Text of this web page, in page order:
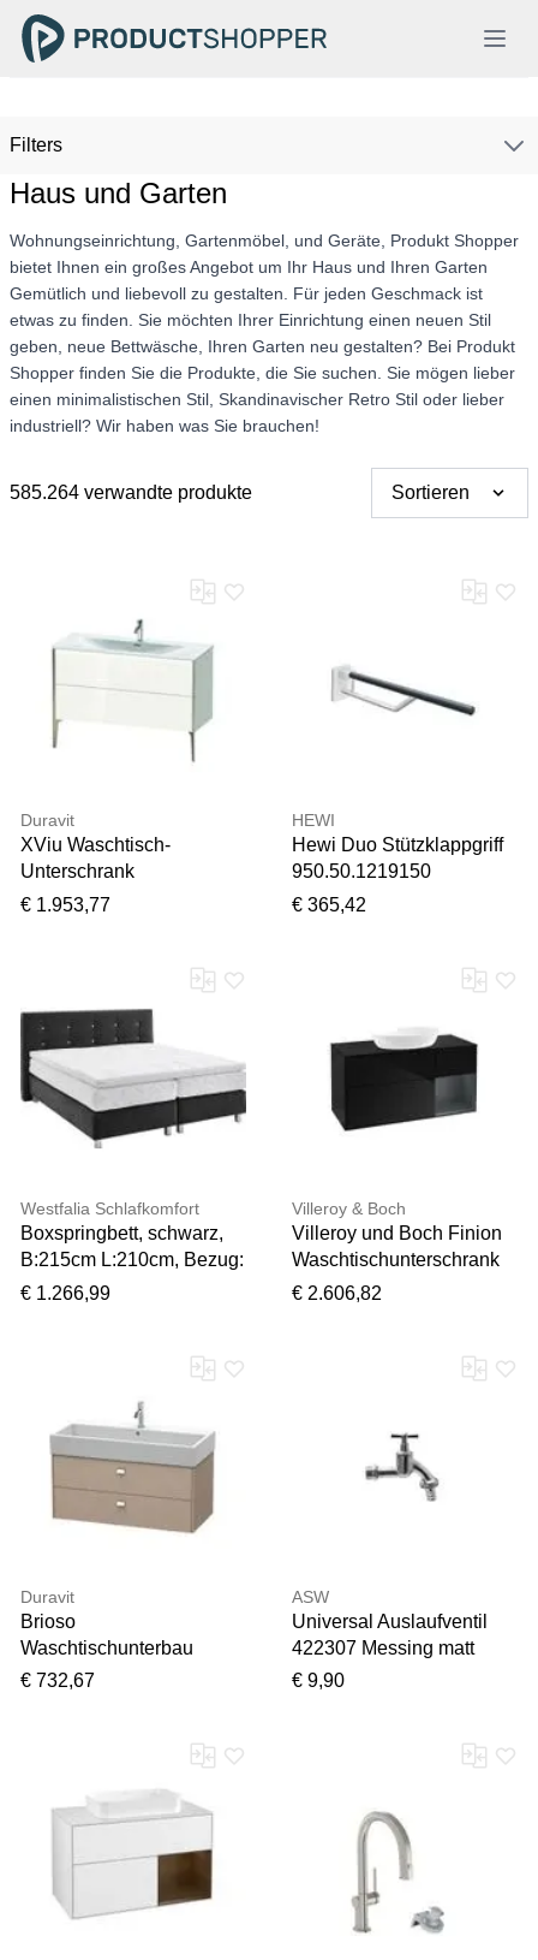
Filters
Haus und Garten
Wohnungseinrichtung, Gartenmöbel, und Geräte, Produkt Shopper
bietet Ihnen ein großes Angebot um Ihr Haus und Ihren Garten
Gemütlich und liebevoll zu gestalten. Für jeden Geschmack ist
etwas zu finden. Sie möchten Ihrer Einrichtung einen neuen Stil
geben, neue Bettwäsche, Ihren Garten neu gestalten? Bei Produkt
Shopper finden Sie die Produkte, die Sie suchen. Sie mögen lieber
einen minimalistischen Stil, Skandinavischer Retro Stil oder lieber
industriell? Wir haben was Sie brauchen!
585.264 verwandte produkte Sortieren
Duravit
XViu Waschtisch-
Unterschrank
XV43040B185 121 x 59,1
€ 1.953,77
HEWI
Hewi Duo Stützklappgriff
950.50.1219150
Ausladung 700mm, mobil,
€ 365,42
Westfalia Schlafkomfort
Boxspringbett, schwarz,
B:215cm L:210cm, Bezug:
Microvelours 100%
Komplettbetten,
Boxspringbett, mit
Knöpfen in Kristalloptik,
wahlweise mit Topper
€ 1.266,99
Villeroy & Boch
Villeroy und Boch Finion
Waschtischunterschrank
FA72HGPH 120cm,
lacquer, Glossy Black
€ 2.606,82
Duravit
Brioso
Waschtischunterbau
BR415601075
€ 732,67
ASW
Universal Auslaufventil
422307 Messing matt
verchromt, 1/2",
€ 9,90